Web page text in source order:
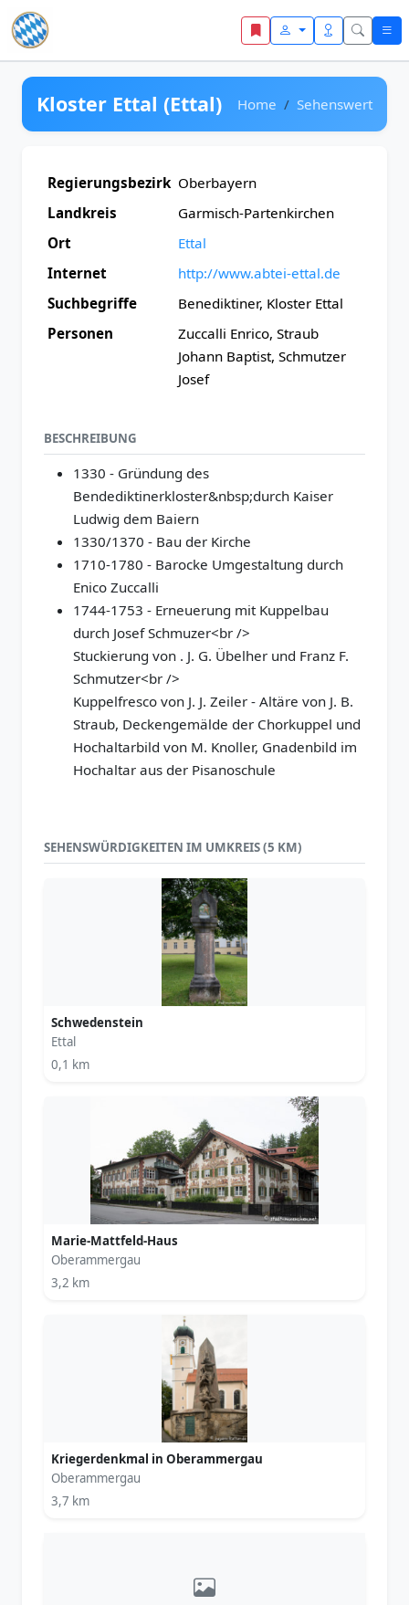
Zum Inhalt springen
Kloster Ettal (Ettal) Home Sehenswert
Regierungsbezirk Oberbayern
Landkreis
Garmisch-Partenkirchen
Ort
Ettal
Internet
http://www.abtei-ettal.de
Suchbegriffe
Benediktiner, Kloster Ettal
Personen
Zuccalli Enrico, Straub
Johann Baptist, Schmutzer
Josef
BESCHREIBUNG
1330 - Gründung des
Bendediktinerkloster&nbsp;durch Kaiser
Ludwig dem Baiern
1330/1370 - Bau der Kirche
1710-1780 - Barocke Umgestaltung durch
Enico Zuccalli
1744-1753 - Erneuerung mit Kuppelbau
durch Josef Schmuzer<br />
Stuckierung von . J. G. Übelher und Franz F.
Schmutzer<br />
Kuppelfresco von J. J. Zeiler - Altäre von J. B.
Straub, Deckengemälde der Chorkuppel und
Hochaltarbild von M. Knoller, Gnadenbild im
Hochaltar aus der Pisanoschule
SEHENSWÜRDIGKEITEN IM UMKREIS (5 KM)
Schwedenstein
Ettal
0,1 km
Marie-Mattfeld-Haus
Oberammergau
3,2 km
Kriegerdenkmal in Oberammergau
Oberammergau
3,7 km